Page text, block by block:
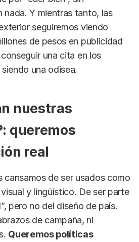
nada. Y mientras tanto, las
seguiremos viendo
de pesos en publicidad
una cita en los
una odisea.
nuestras
queremos
real
cansamos de ser usados como
y lingüístico. De ser parte
pero no del diseño de país.
de campaña, ni
Queremos políticas